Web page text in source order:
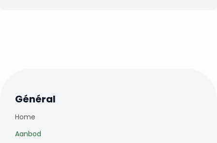
Général
Home
Aanbod